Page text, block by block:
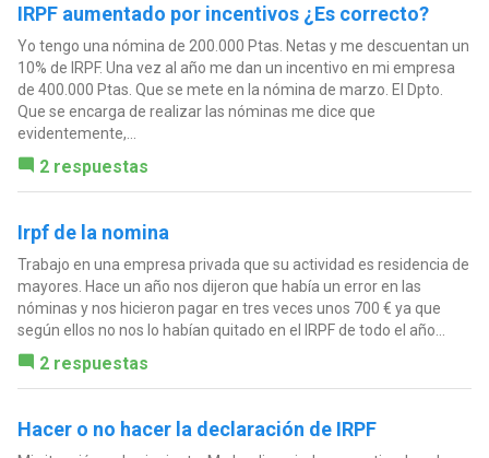
IRPF aumentado por incentivos ¿Es correcto?
Yo tengo una nómina de 200.000 Ptas. Netas y me descuentan un
10% de IRPF. Una vez al año me dan un incentivo en mi empresa
de 400.000 Ptas. Que se mete en la nómina de marzo. El Dpto.
Que se encarga de realizar las nóminas me dice que
evidentemente,...
2 respuestas
Irpf de la nomina
Trabajo en una empresa privada que su actividad es residencia de
mayores. Hace un año nos dijeron que había un error en las
nóminas y nos hicieron pagar en tres veces unos 700 € ya que
según ellos no nos lo habían quitado en el IRPF de todo el año...
2 respuestas
Hacer o no hacer la declaración de IRPF